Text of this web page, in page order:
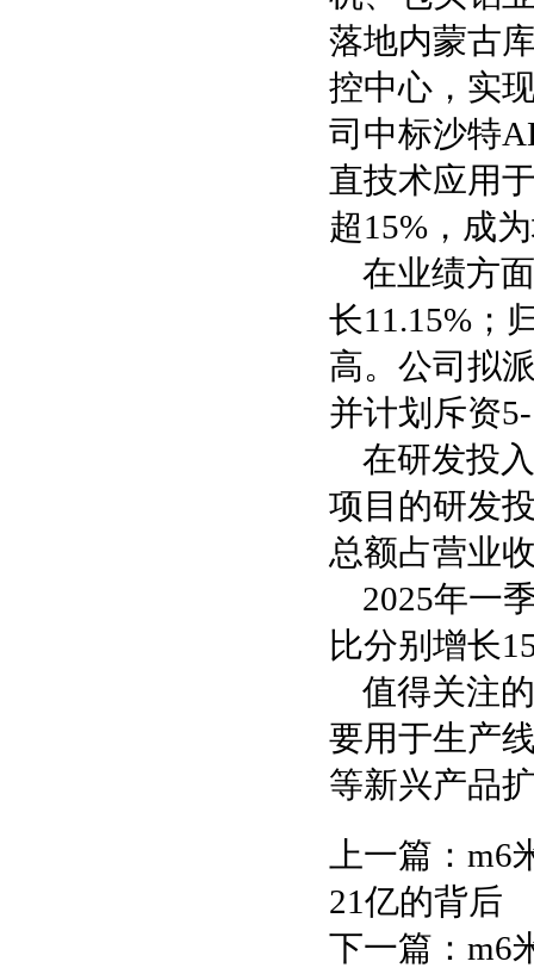
落地内蒙古
控中心，实
司中标沙特
直技术应用
超15%，成
在业绩方
长11.15%；
高。公司拟
并计划斥资
在研发投
项目的研发
总额占营业
2025年一
比分别增长
值得关注
要用于生产
等新兴产品
上一篇： m6
21亿的背后
下一篇： m6